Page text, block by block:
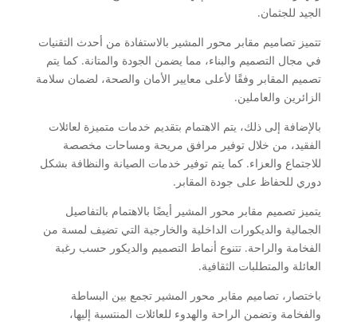
الجيد للجثمان.
تتميز تصاميم مقابر محور المشير بالاستفادة من أحدث التقنيات
في مجال التصميم والبناء، مما يضمن الجودة والمتانة. كما يتم
تصميم المقابر وفقًا لأعلى معايير الأمان والصحة، لضمان سلامة
الزائرين والعاملين.
بالإضافة إلى ذلك، يتم الاهتمام بتقديم خدمات متميزة لعائلات
الفقيد، من خلال توفير مرافق مريحة ومساحات مخصصة
للاجتماع والعزاء. كما يتم توفير خدمات الصيانة والنظافة بشكل
دوري للحفاظ على جودة المقابر.
يتميز تصميم مقابر محور المشير أيضًا بالاهتمام بالتفاصيل
الجمالية والديكورات الداخلية والخارجية التي تضيف لمسة من
الفخامة والراحة. تتنوع أنماط التصميم والديكور حسب رغبة
العائلة والمتطلبات الثقافية.
باختصار، تصاميم مقابر محور المشير تجمع بين البساطة
والفخامة وتضمن الراحة والهدوء للعائلات المنتسبة إليها،